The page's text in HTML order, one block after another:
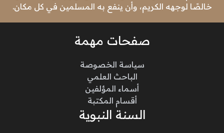
خالصًا لوجهه الكريم، وأن ينفع به المسلمين في كل مكان.
صفحات مهمة
سياسة الخصوصة
الباحث العلمي
أسماء المؤلفين
أقسام المكتبة
السنة النبوية